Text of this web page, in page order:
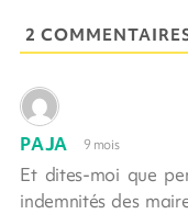
2
PAJA 9 mois
Et dites-moi que
indemnités des